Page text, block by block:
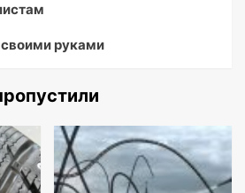
руками